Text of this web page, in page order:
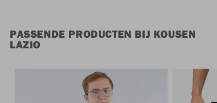
PASSENDE PRODUCTEN BIJ KOUSEN
LAZIO